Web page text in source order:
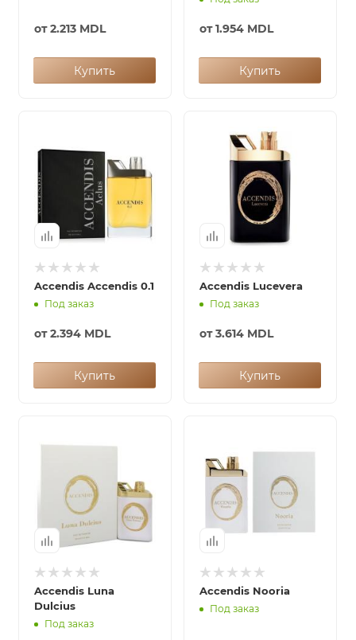
от2.213 MDL
Купить
от1.954 MDL
Купить
Accendis Accendis 0.1
Под заказ
от2.394 MDL
Купить
Accendis Lucevera
Под заказ
от3.614 MDL
Купить
Accendis Luna
Dulcius
Под заказ
Accendis Nooria
Под заказ